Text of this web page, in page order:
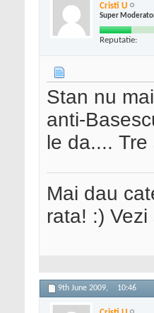
Cristi U
Super
Reputatie:
Stan nu
anti-
le da....
Mai dau
rata! :)
9th June 2009, 10:46